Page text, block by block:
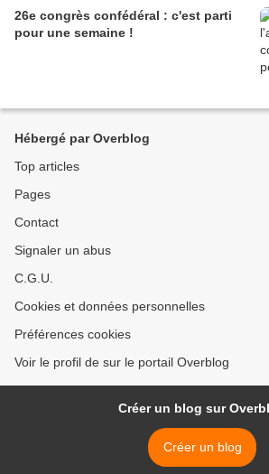
26e congrès confédéral : c'est parti
pour une semaine !
Hébergé par Overblog
Top articles
Pages
Contact
Signaler un abus
C.G.U.
Cookies et données personnelles
Préférences cookies
Voir le profil de sur le portail Overblog
Créer un blog sur
Créer un blog